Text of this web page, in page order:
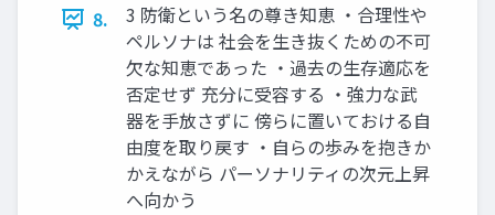
8.
3 防衛という名の尊き知恵 ・合理性や
ペルソナは 社会を生き抜くための不可
欠な知恵であった ・過去の生存適応を
否定せず 充分に受容する ・強力な武
器を手放さずに 傍らに置いておける自
由度を取り戻す ・自らの歩みを抱きか
かえながら パーソナリティの次元上昇
へ向かう